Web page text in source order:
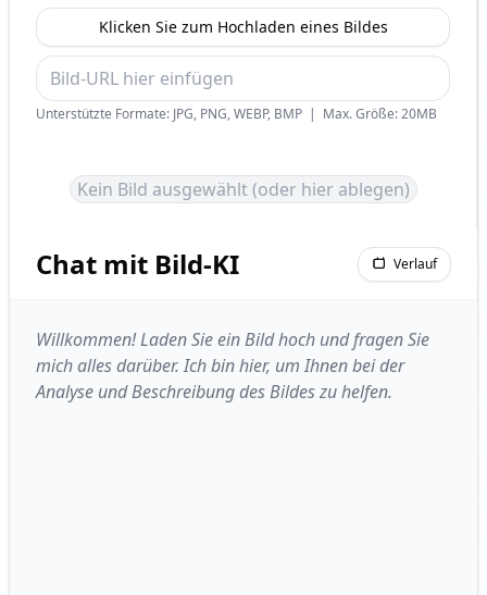
Klicken Sie zum Hochladen eines Bildes
Unterstützte Formate: JPG, PNG, WEBP, BMP | Max. Größe: 20MB
Kein Bild ausgewählt (oder hier ablegen)
Chat mit Bild-KI Verlauf
Willkommen! Laden Sie ein Bild hoch und fragen Sie
mich alles darüber. Ich bin hier, um Ihnen bei der
Analyse und Beschreibung des Bildes zu helfen.